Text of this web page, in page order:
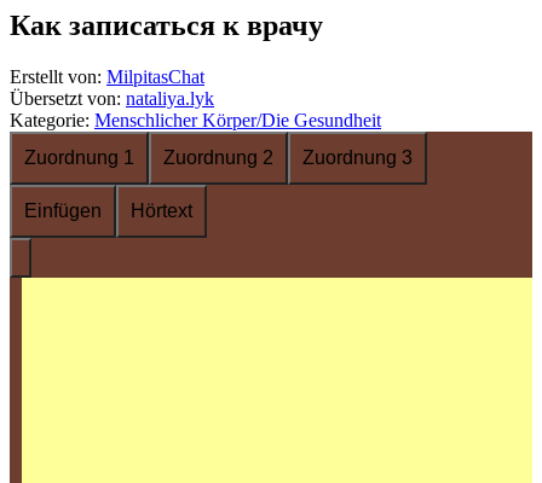
Как записаться к врачу
Erstellt von: MilpitasChat
Übersetzt von: nataliya.lyk
Kategorie: Menschlicher Körper/Die Gesundheit
Zuordnung 1
Zuordnung 2 Zuordnung 3
Einfügen Hörtext